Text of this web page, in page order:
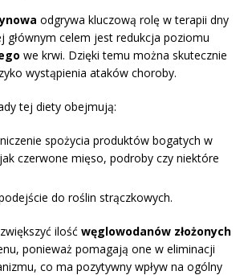
odgrywa kluczową rolę w terapii dny
głównym celem jest redukcja poziomu
we krwi. Dzięki temu można skutecznie
wystąpienia ataków choroby.
tej diety obejmują:
spożycia produktów bogatych w
czerwone mięso, podroby czy niektóre
do roślin strączkowych.
ilość węglowodanów złożonych
ponieważ pomagają one w eliminacji
co ma pozytywny wpływ na ogólny